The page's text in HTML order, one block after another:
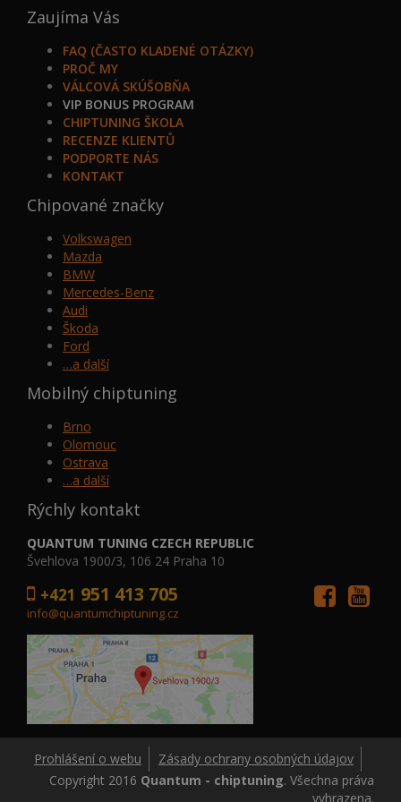
Zaujíma Vás
FAQ (ČASTO KLADENÉ OTÁZKY)
PROČ MY
VÁLCOVÁ SKÚŠOBŇA
VIP BONUS PROGRAM
CHIPTUNING ŠKOLA
RECENZE KLIENTŮ
PODPORTE NÁS
KONTAKT
Chipované značky
Volkswagen
Mazda
BMW
Mercedes-Benz
Audi
Škoda
Ford
…a další
Mobilný chiptuning
Brno
Olomouc
Ostrava
…a další
Rýchly kontakt
QUANTUM TUNING CZECH REPUBLIC
Švehlova 1900/3, 106 24 Praha 10
+421 951 413 705
info@quantumchiptuning.cz
Prohlášení o webu
Zásady ochrany osobných údajov
Copyright 2016 Quantum - chiptuning. Všechna práva
vyhrazena.